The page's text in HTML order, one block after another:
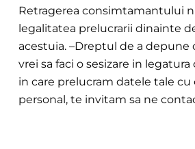
Retragerea consimtamantului
legalitatea prelucrarii dinainte
acestuia. –Dreptul de a depune
vrei sa faci o sesizare in
in care prelucram datele tale cu
personal, te invitam sa ne